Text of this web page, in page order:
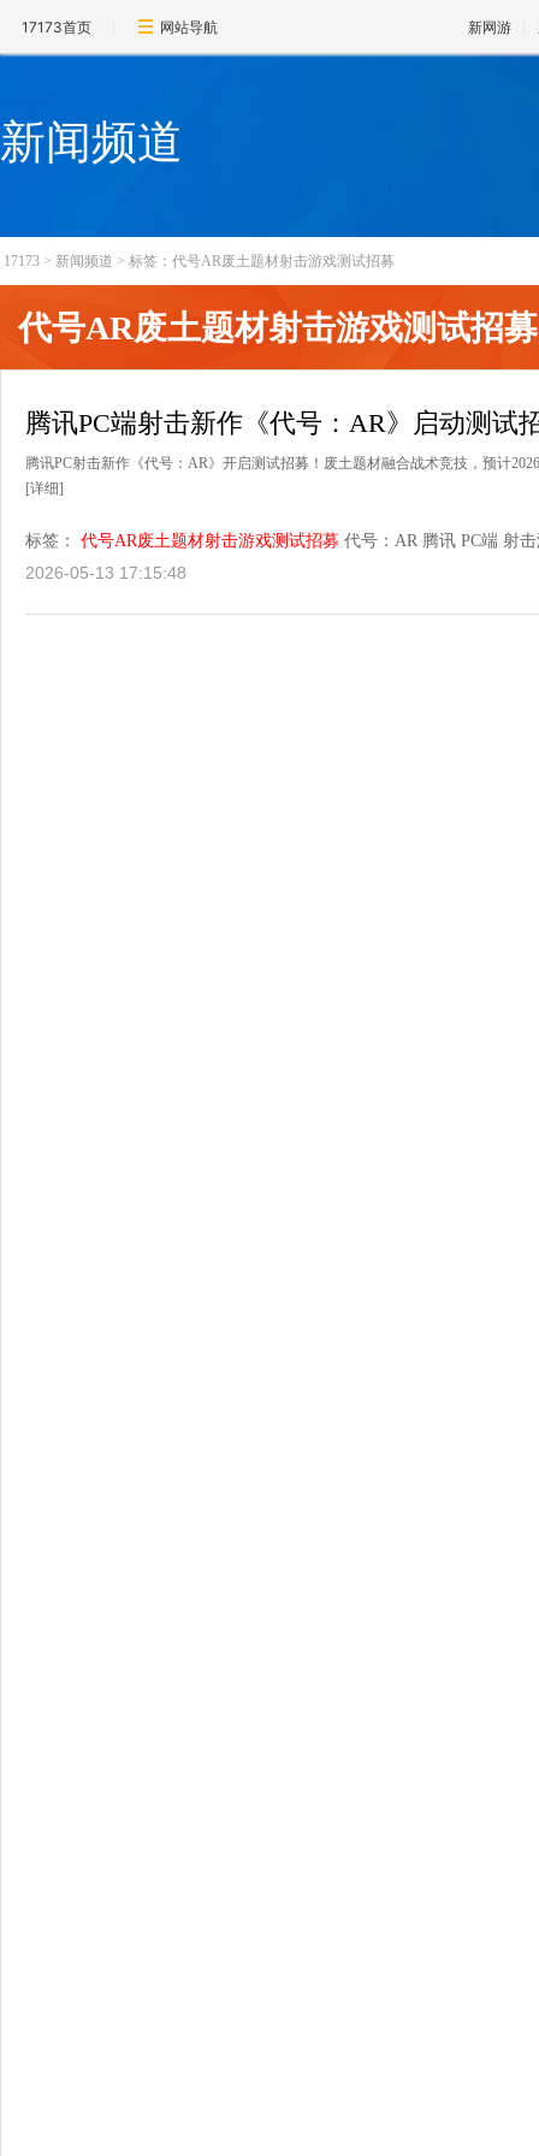
17173首页 网站导航 新网游
新闻频道
17173 > 新闻频道 > 标签：代号AR废土题材射击游戏测试招募
代号AR废土题材射击游戏测试招募
腾讯PC端射击新作《代号：AR》启动测试
腾讯PC射击新作《代号：AR》开启测试招募！废土题材融合战术竞技，预计
[详细]
标签： 代号AR废土题材射击游戏测试招募 代号：AR 腾讯 PC端 射
2026-05-13 17:15:48